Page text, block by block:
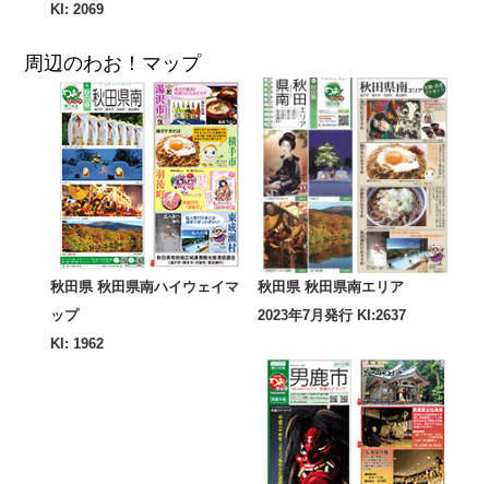
KI: 2069
周辺のわお！マップ
秋田県 秋田県南ハイウェイマ
ップ
KI: 1962
秋田県 秋田県南エリア
2023年7月発行 KI:2637